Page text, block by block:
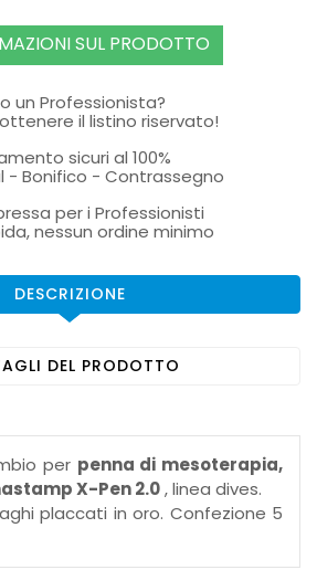
SUL PRODOTTO
un Professionista?
il listino riservato!
sicuri al 100%
- Bonifico - Contrassegno
per i Professionisti
nessun ordine minimo
DESCRIZIONE
DEL PRODOTTO
per penna di mesoterapia,
X-Pen 2.0, linea dives.
placcati in oro. Confezione 5